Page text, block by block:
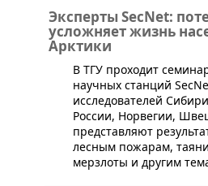
Эксперты SecNet:
усложняет жизнь
Арктики
В ТГУ проходит
научных станций
исследователей
России, Норвегии,
представляют
лесным пожарам,
мерзлоты и другим